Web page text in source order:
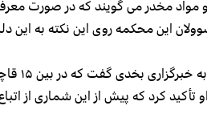
مخدر می گویند که در صورت معرفی
این محکمه روی این نکته به
احمد
کرد که پیش از این شماری از